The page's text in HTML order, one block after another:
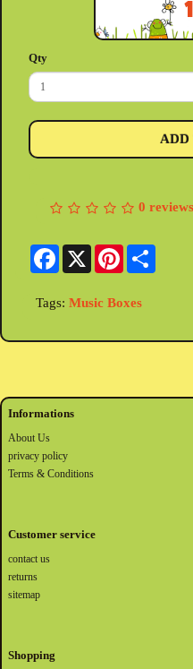
Qty
ADD
0 reviews
Facebook
X Pinterest
Tags: Music Boxes
Informations
About Us
privacy policy
Terms & Conditions
Customer service
contact us
returns
sitemap
Shopping